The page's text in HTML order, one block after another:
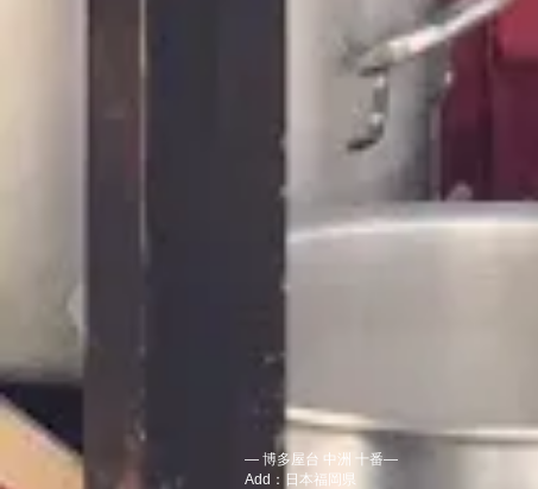
― 博多屋台 中洲 十番―
Add：日本福岡県